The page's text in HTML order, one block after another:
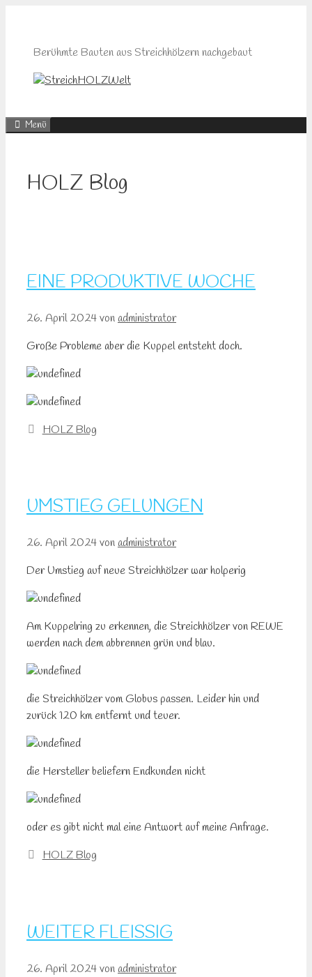
springenBerühmte Bauten aus Streichhölzern nachgebaut
Menü
HOLZ Blog
EINE PRODUKTIVE WOCHE
26. April 2024von administrator
Große Probleme aber die Kuppel entsteht doch.
Kategorien
HOLZ Blog
UMSTIEG GELUNGEN
26. April 2024von administrator
Der Umstieg auf neue Streichhölzer war holperig
Am Kuppelring zu erkennen, die Streichhölzer von REWE
werden nach dem abbrennen grün und blau.
die Streichhölzer vom Globus passen. Leider hin und
zurück 120 km entfernt und teuer.
die Hersteller beliefern Endkunden nicht
oder es gibt nicht mal eine Antwort auf meine Anfrage.
Kategorien
HOLZ Blog
WEITER FLEISSIG
26. April 2024von administrator